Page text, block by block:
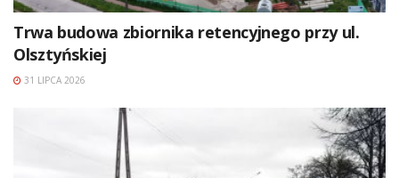
Trwa budowa zbiornika retencyjnego przy ul.
Olsztyńskiej
31 LIPCA 2026